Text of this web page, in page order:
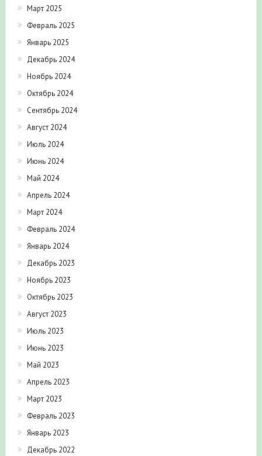
Март 2025
Февраль 2025
Январь 2025
Декабрь 2024
Ноябрь 2024
Октябрь 2024
Сентябрь 2024
Август 2024
Июль 2024
Июнь 2024
Май 2024
Апрель 2024
Март 2024
Февраль 2024
Январь 2024
Декабрь 2023
Ноябрь 2023
Октябрь 2023
Август 2023
Июль 2023
Июнь 2023
Май 2023
Апрель 2023
Март 2023
Февраль 2023
Январь 2023
Декабрь 2022